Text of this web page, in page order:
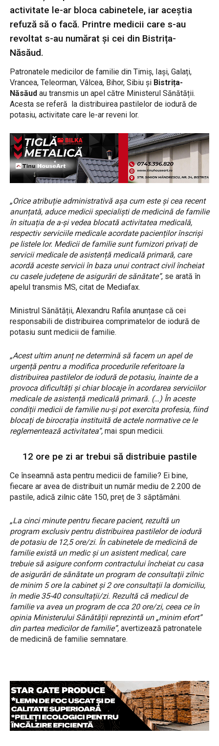
activitate le-ar bloca cabinetele, iar aceștia
refuză să o facă. Printre medicii care s-au
revoltat s-au numărat și cei din Bistrița-
Năsăud.
Patronatele medicilor de familie din Timiș, Iași, Galați,
Vrancea, Teleorman, Vâlcea, Bihor, Sibiu și Bistrița-
Năsăud au transmis un apel către Ministerul Sănătății.
Acesta se referă la distribuirea pastilelor de iodură de
potasiu, activitate care le-ar reveni lor.
„Orice atribuție administrativă așa cum este și cea recent
anunțată, aduce medicii specialiști de medicină de familie
în situația de a-și vedea blocată activitatea medicală,
respectiv serviciile medicale acordate pacienților înscriși
pe listele lor. Medicii de familie sunt furnizori privați de
servicii medicale de asistență medicală primară, care
acordă aceste servicii în baza unui contract civil încheiat
cu casele județene de asigurări de sănătate”, se arată în
apelul transmis MS, citat de Mediafax.
Ministrul Sănătății, Alexandru Rafila anunțase că cei
responsabili de distribuirea comprimatelor de iodură de
potasiu sunt medicii de familie.
„Acest ultim anunț ne determină să facem un apel de
urgență pentru a modifica procedurile referitoare la
distribuirea pastilelor de iodură de potasiu, înainte de a
provoca dificultăți și chiar blocaje în acordarea serviciilor
medicale de asistență medicală primară. (…) În aceste
condiții medicii de familie nu-și pot exercita profesia, fiind
blocați de birocrația instituită de actele normative ce le
reglementează activitatea”, mai spun medicii.
12 ore pe zi ar trebui să distribuie pastile
Ce înseamnă asta pentru medicii de familie? Ei bine,
fiecare ar avea de distribuit un număr mediu de 2.200 de
pastile, adică zilnic câte 150, preț de 3 săptămâni.
„La cinci minute pentru fiecare pacient, rezultă un
program exclusiv pentru distribuirea pastilelor de iodură
de potasiu de 12,5 ore/zi. În cabinetele de medicină de
familie există un medic și un asistent medical, care
trebuie să asigure conform contractului încheiat cu casa
de asigurări de sănătate un program de consultații zilnic
de minim 5 ore la cabinet și 2 ore consultații la domiciliu,
în medie 35-40 consultații/zi. Rezultă că medicul de
familie va avea un program de cca 20 ore/zi, ceea ce în
opinia Ministerului Sănătății reprezintă un „minim efort”
din partea medicilor de familie”, avertizează patronatele
de medicină de familie semnatare.